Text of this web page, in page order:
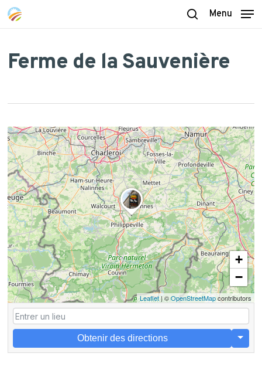
Skip
content
Menu
Ferme de la Sauvenière
+
−
Leaflet| ©OpenStreetMapcontributors
Obtenir des directions